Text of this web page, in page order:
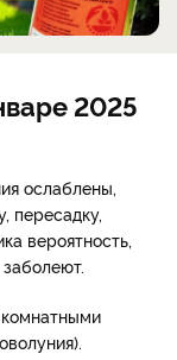
2025
ослаблены,
пересадку,
вероятность,